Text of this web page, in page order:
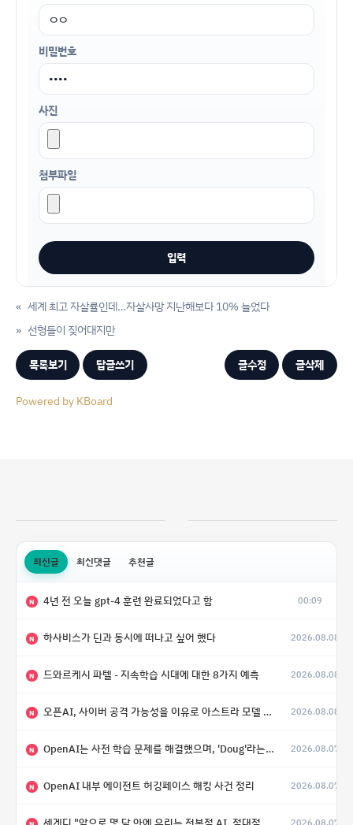
비밀번호
사진
첨부파일
« 세계 최고 자살률인데…자살사망 지난해보다 10% 늘었다
선형들이 짖어대지만
»
목록보기 답글쓰기 글수정 글삭제
Powered by KBoard
최신글 최신댓글 추천글
N 4년 전 오늘 gpt-4 훈련 완료되었다고 함 00:09
N 하사비스가 딘과 동시에 떠나고 싶어 했다 2026.08.08
N 드와르케시 파텔 - 지속학습 시대에 대한 8가지 예측 2026.08.08
N 오픈AI, 사이버 공격 가능성을 이유로 아스트라 모델 출시 연기 2026.08.08
N OpenAI는 사전 학습 문제를 해결했으며, 'Doug'라는 코드명을 가진 훨씬 더 큰 모델을 활발히 개발 중 2026.08.07
N OpenAI 내부 에이전트 허깅페이스 해킹 사건 정리 2026.08.07
2026.08.07